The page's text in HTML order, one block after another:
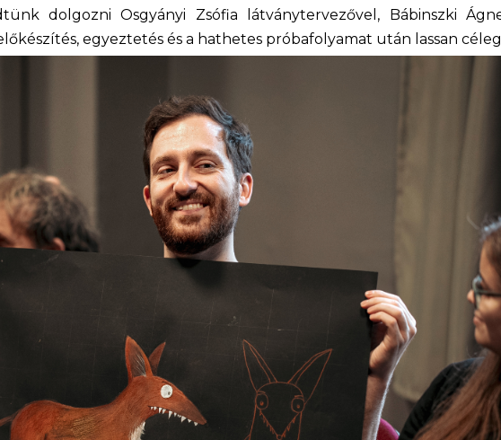
dolgozni Osgyányi Zsófia látványtervezővel, Bábinszki
egyeztetés és a hathetes próbafolyamat után lassan